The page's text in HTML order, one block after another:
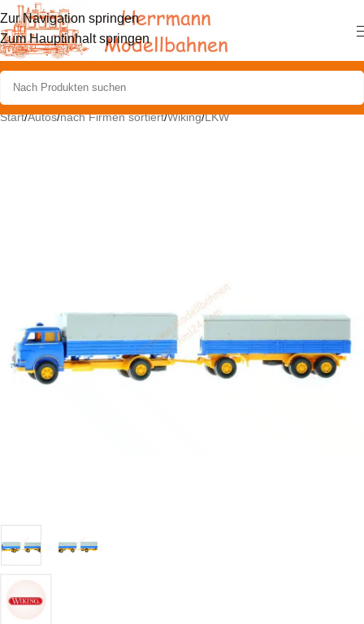
Zur Navigation springen
Zum Hauptinhalt springen
Start/Autos/nach Firmen sortiert/Wiking/LKW